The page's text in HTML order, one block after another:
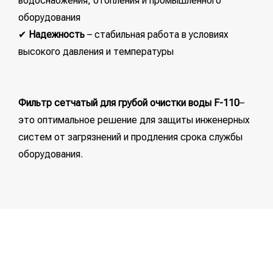
оборудования
✔ Надежность – стабильная работа в условиях
высокого давления и температуры
Фильтр сетчатый для грубой очистки воды F-110–
это оптимальное решение для защиты инженерных
систем от загрязнений и продления срока службы
оборудования.